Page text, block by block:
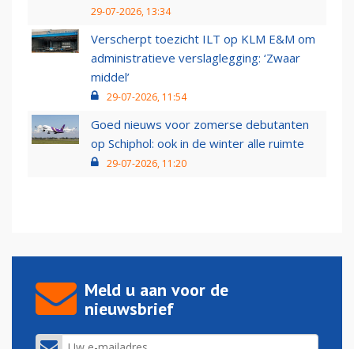
29-07-2026, 13:34
Verscherpt toezicht ILT op KLM E&M om
administratieve verslaglegging: ‘Zwaar
middel’
29-07-2026, 11:54
Goed nieuws voor zomerse debutanten
op Schiphol: ook in de winter alle ruimte
29-07-2026, 11:20
Meld u aan voor de
nieuwsbrief